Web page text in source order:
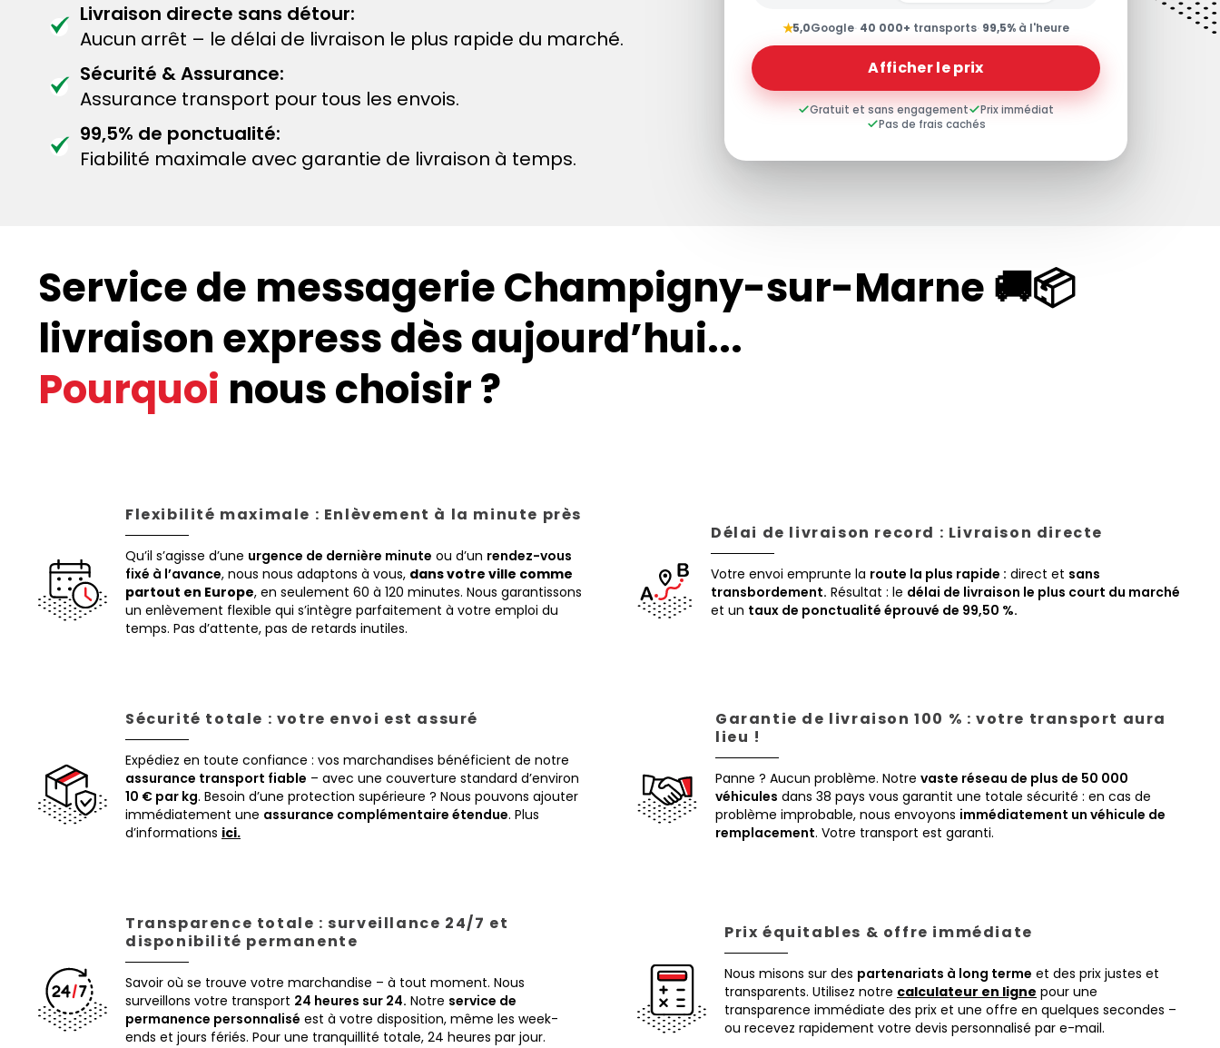
Livraison directe sans détour:
Aucun arrêt – le délai de livraison le plus rapide du marché.
Sécurité & Assurance:
Assurance transport pour tous les envois.
99,5% de ponctualité:
Fiabilité maximale avec garantie de livraison à temps.
★5,0Google· 40 000+ transports· 99,5% à l'heure
Afficher le prix
Gratuit et sans engagement
Prix immédiat
Pas de frais cachés
Service de messagerie Champigny-sur-Marne 🚚📦
livraison express dès aujourd’hui...
Pourquoi nous choisir ?
Flexibilité maximale : Enlèvement à la minute près
Qu’il s’agisse d’une urgence de dernière minute ou d’un rendez-vous
fixé à l’avance, nous nous adaptons à vous, dans votre ville comme
partout en Europe, en seulement 60 à 120 minutes. Nous garantissons
un enlèvement flexible qui s’intègre parfaitement à votre emploi du
temps. Pas d’attente, pas de retards inutiles.
Délai de livraison record : Livraison directe
Votre envoi emprunte la route la plus rapide : direct et sans
transbordement. Résultat : le délai de livraison le plus court du marché
et un taux de ponctualité éprouvé de 99,50 %.
Sécurité totale : votre envoi est assuré
Expédiez en toute confiance : vos marchandises bénéficient de notre
assurance transport fiable – avec une couverture standard d’environ
10 € par kg. Besoin d’une protection supérieure ? Nous pouvons ajouter
immédiatement une assurance complémentaire étendue. Plus
d’informations ici.
Garantie de livraison 100 % : votre transport aura
lieu !
Panne ? Aucun problème. Notre vaste réseau de plus de 50 000
véhicules dans 38 pays vous garantit une totale sécurité : en cas de
problème improbable, nous envoyons immédiatement un véhicule de
remplacement. Votre transport est garanti.
Transparence totale : surveillance 24/7 et
disponibilité permanente
Savoir où se trouve votre marchandise – à tout moment. Nous
surveillons votre transport 24 heures sur 24. Notre service de
permanence personnalisé est à votre disposition, même les week-
ends et jours fériés. Pour une tranquillité totale, 24 heures par jour.
Prix équitables & offre immédiate
Nous misons sur des partenariats à long terme et des prix justes et
transparents. Utilisez notre calculateur en ligne pour une
transparence immédiate des prix et une offre en quelques secondes –
ou recevez rapidement votre devis personnalisé par e-mail.